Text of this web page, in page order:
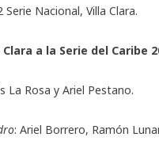
Nacional, Villa Clara.
a la Serie del Caribe
La Rosa y Ariel Pestano.
: Ariel Borrero, Ramón